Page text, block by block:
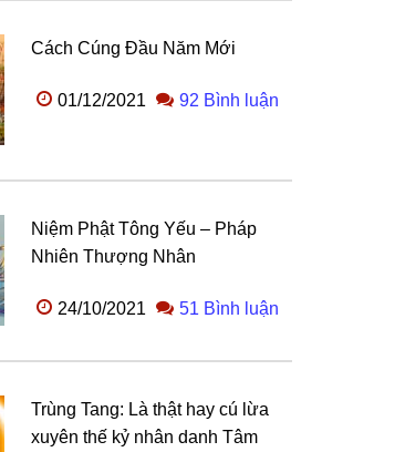
Cách Cúng Đầu Năm Mới
01/12/2021 92 Bình luận
Niệm Phật Tông Yếu – Pháp
Nhiên Thượng Nhân
24/10/2021 51 Bình luận
Trùng Tang: Là thật hay cú lừa
xuyên thế kỷ nhân danh Tâm